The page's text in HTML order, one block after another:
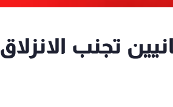
تجنب الانزلاق